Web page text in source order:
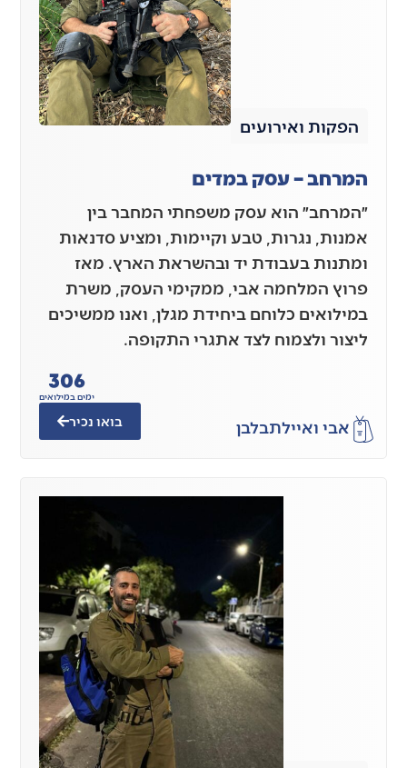
הפקות ואירועים
המרחב – עסק במדים
״המרחב״ הוא עסק משפחתי המחבר בין
אמנות, נגרות, טבע וקיימות, ומציע סדנאות
ומתנות בעבודת יד ובהשראת הארץ. מאז
פרוץ המלחמה אבי, ממקימי העסק, משרת
במילואים כלוחם ביחידת מגלן, ואנו ממשיכים
ליצור ולצמוח לצד אתגרי התקופה.
אבי ואיילתבלבן
ימים במילואים
306
בואו נכיר